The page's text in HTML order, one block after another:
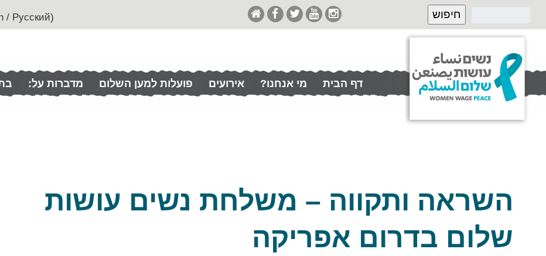
(English (& Francais / Español / Italian / Pусский
דף הבית מי אנחנו? אירועים פועלות למען השלום מדברות על:
השראה ותקווה – משלחת נשים עושות
שלום בדרום אפריקה